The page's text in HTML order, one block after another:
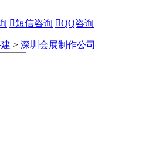
短信咨询 QQ咨询
> 深圳会展制作公司